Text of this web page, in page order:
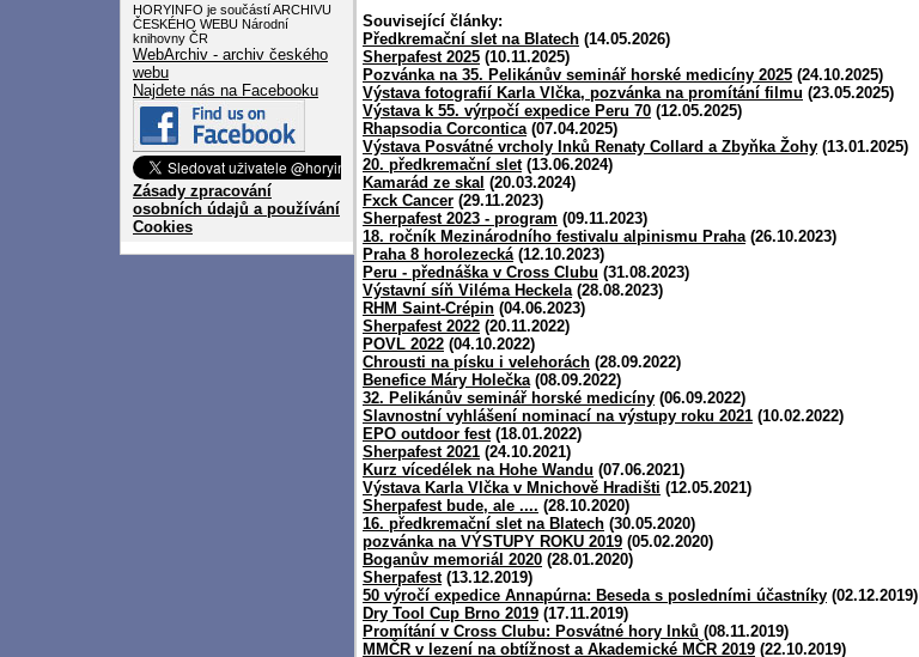
HORYINFO je součástí ARCHIVU
ČESKÉHO WEBU Národní
knihovny ČR
WebArchiv - archiv českého
webu
Najdete nás na Facebooku
Zásady zpracování
osobních údajů a používání
Cookies
Související články:
Předkremační slet na Blatech (14.05.2026)
Sherpafest 2025 (10.11.2025)
Pozvánka na 35. Pelikánův seminář horské medicíny 2025 (24.10.2025)
Výstava fotografií Karla Vlčka, pozvánka na promítání filmu (23.05.2025)
Výstava k 55. výrpočí expedice Peru 70 (12.05.2025)
Rhapsodia Corcontica(07.04.2025)
Výstava Posvátné vrcholy Inků Renaty Collard a Zbyňka Žohy (13.01.2025)
20. předkremační slet(13.06.2024)
Kamarád ze skal (20.03.2024)
Fxck Cancer (29.11.2023)
Sherpafest 2023 - program (09.11.2023)
18. ročník Mezinárodního festivalu alpinismu Praha(26.10.2023)
Praha 8 horolezecká(12.10.2023)
Peru - přednáška v Cross Clubu (31.08.2023)
Výstavní síň Viléma Heckela(28.08.2023)
RHM Saint-Crépin (04.06.2023)
Sherpafest 2022 (20.11.2022)
POVL 2022 (04.10.2022)
Chrousti na písku i velehorách (28.09.2022)
Benefice Máry Holečka(08.09.2022)
32. Pelikánův seminář horské medicíny (06.09.2022)
Slavnostní vyhlášení nominací na výstupy roku 2021 (10.02.2022)
EPO outdoor fest(18.01.2022)
Sherpafest 2021 (24.10.2021)
Kurz vícedélek na Hohe Wandu (07.06.2021)
Výstava Karla Vlčka v Mnichově Hradišti (12.05.2021)
Sherpafest bude, ale .... (28.10.2020)
16. předkremační slet na Blatech (30.05.2020)
pozvánka na VÝSTUPY ROKU 2019 (05.02.2020)
Boganův memoriál 2020 (28.01.2020)
Sherpafest(13.12.2019)
50 výročí expedice Annapúrna: Beseda s posledními účastníky (02.12.2019)
Dry Tool Cup Brno 2019 (17.11.2019)
Promítání v Cross Clubu: Posvátné hory Inků (08.11.2019)
MMČR v lezení na obtížnost a Akademické MČR 2019 (22.10.2019)